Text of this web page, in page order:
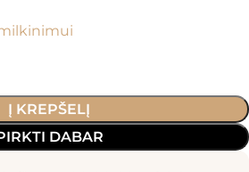
Į KREPŠELĮ
DABAR